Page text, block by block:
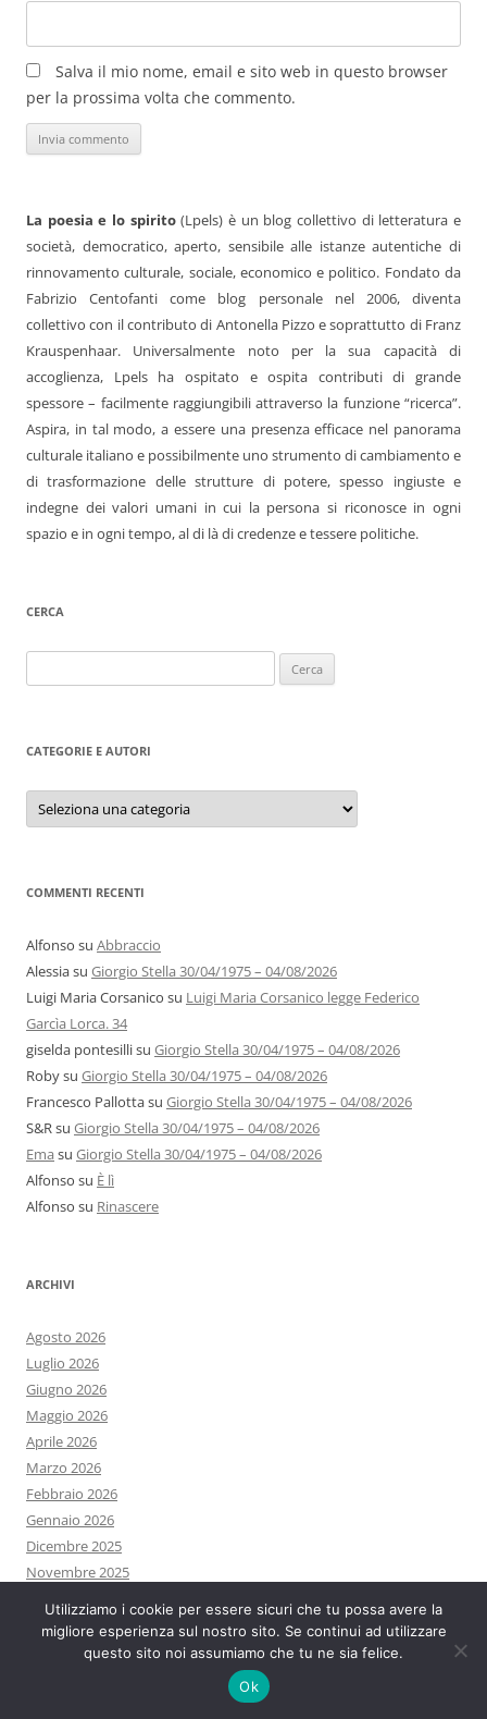
Salva il mio nome, email e sito web in questo browser
per la prossima volta che commento.
La poesia e lo spirito(Lpels) è un blog collettivo di letteratura e
società, democratico, aperto, sensibile alle istanze autentiche di
rinnovamento culturale, sociale, economico e politico. Fondato da
Fabrizio Centofanti come blog personale nel 2006, diventa
collettivo con il contributo di Antonella Pizzo e soprattutto di Franz
Krauspenhaar. Universalmente noto per la sua capacità di
accoglienza, Lpels ha ospitato e ospita contributi di grande
spessore – facilmente raggiungibili attraverso la funzione “ricerca”.
Aspira, in tal modo, a essere una presenza efficace nel panorama
culturale italiano e possibilmente uno strumento di cambiamento e
di trasformazione delle strutture di potere, spesso ingiuste e
indegne dei valori umani in cui la persona si riconosce in ogni
spazio e in ogni tempo, al di là di credenze e tessere politiche.
CERCA
per:
CATEGORIE E AUTORI
Categorie
autori
COMMENTI RECENTI
Alfonso su Abbraccio
Alessiasu Giorgio Stella 30/04/1975 – 04/08/2026
Luigi Maria Corsanico su Luigi Maria Corsanico legge Federico
Garcìa Lorca. 34
giselda pontesillisu Giorgio Stella 30/04/1975 – 04/08/2026
Robysu Giorgio Stella 30/04/1975 – 04/08/2026
Francesco Pallottasu Giorgio Stella 30/04/1975 – 04/08/2026
S&Rsu Giorgio Stella 30/04/1975 – 04/08/2026
Ema su Giorgio Stella 30/04/1975 – 04/08/2026
Alfonso su È lì
Alfonso su Rinascere
ARCHIVI
Agosto 2026
Luglio 2026
Giugno 2026
Maggio 2026
Aprile 2026
Marzo 2026
Febbraio 2026
Gennaio 2026
Dicembre 2025
Novembre 2025
Settembre 2025
Agosto 2025
Utilizziamo i cookie per essere sicuri che tu possa avere la
migliore esperienza sul nostro sito. Se continui ad utilizzare
questo sito noi assumiamo che tu ne sia felice.
Ok